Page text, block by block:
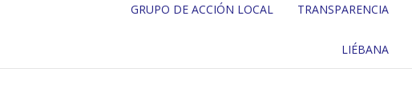
GRUPO DE ACCIÓN LOCAL TRANSPARENCIA
LIÉBANA